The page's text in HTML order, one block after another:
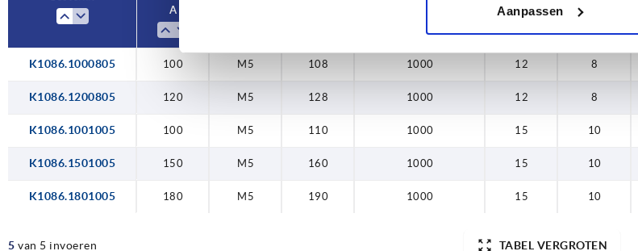
Aanpassen
A
B
K1086.1000805 100 M5 108 1000 12 8
K1086.1200805 120 M5 128 1000 12 8
K1086.1001005 100 M5 110 1000 15 10
K1086.1501005 150 M5 160 1000 15 10
K1086.1801005 180 M5 190 1000 15 10
5 van 5 invoeren TABEL VERGROTEN